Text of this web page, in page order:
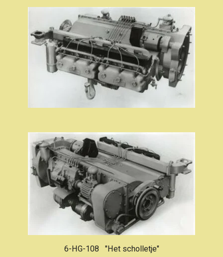
6-HG-108 "Het scholletje"